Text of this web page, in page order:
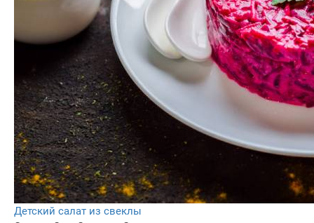
Детский салат из свеклы